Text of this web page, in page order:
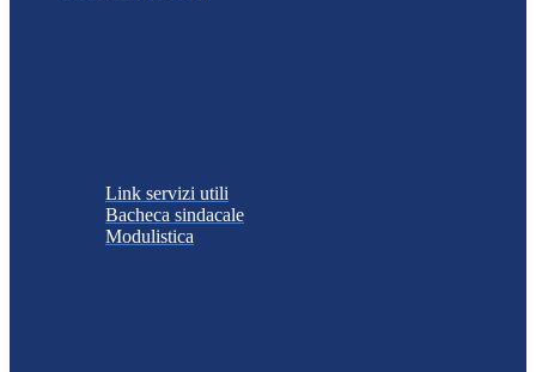
Link servizi utili
Bacheca sindacale
Modulistica